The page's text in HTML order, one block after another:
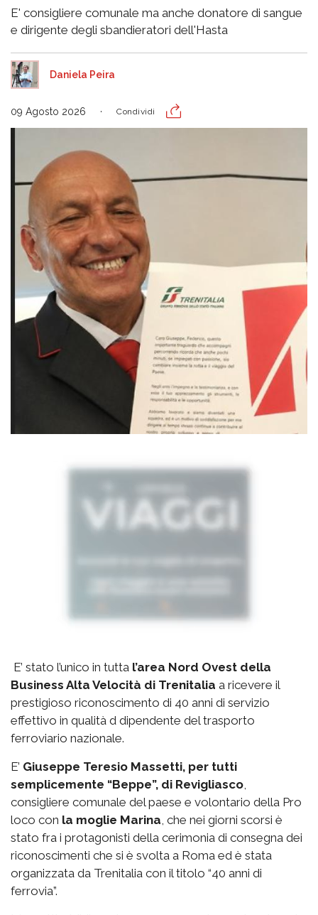
E' consigliere comunale ma anche donatore di sangue
e dirigente degli sbandieratori dell'Hasta
Daniela Peira
09 Agosto 2026 Condividi
E’ stato l’unico in tutta l’area Nord Ovest della
Business Alta Velocità di Trenitalia a ricevere il
prestigioso riconoscimento di 40 anni di servizio
effettivo in qualità d dipendente del trasporto
ferroviario nazionale.
E’ Giuseppe Teresio Massetti, per tutti
semplicemente “Beppe”, di Revigliasco,
consigliere comunale del paese e volontario della Pro
loco con la moglie Marina, che nei giorni scorsi è
stato fra i protagonisti della cerimonia di consegna dei
riconoscimenti che si è svolta a Roma ed è stata
organizzata da Trenitalia con il titolo “40 anni di
ferrovia”.